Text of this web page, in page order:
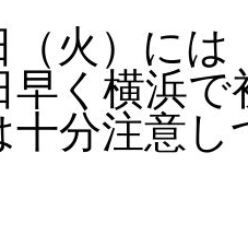
（火）には
早く横浜
十分注意